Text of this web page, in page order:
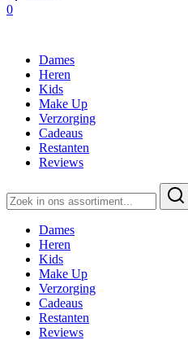
0
Dames
Heren
Kids
Make Up
Verzorging
Cadeaus
Restanten
Reviews
naar:
Dames
Heren
Kids
Make Up
Verzorging
Cadeaus
Restanten
Reviews